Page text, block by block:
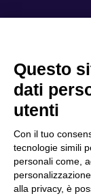
Cookie Policy
Scopri il Polo
Partner
Privacy
Questo
dati
utenti
Con il tuo
tecnologie simili
personali come,
alla privacy, è